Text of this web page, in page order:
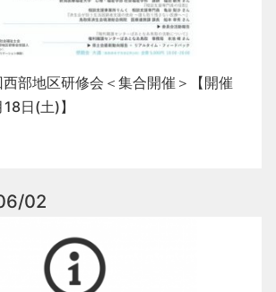
部地区研修会＜集合開催＞【開催
日(土)】
02